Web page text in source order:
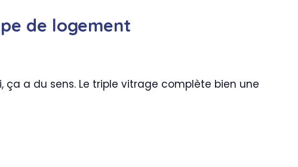
de logement
a du sens. Le triple vitrage complète bien une